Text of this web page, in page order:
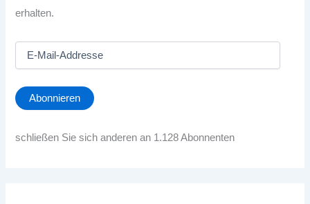
erhalten.
a
i
A
Abonnieren
schließen Sie sich anderen an 1.128 Abonnenten